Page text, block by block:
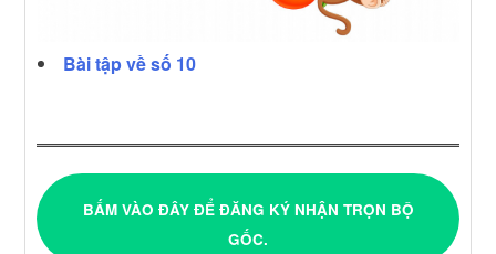
Bài tập về số 10
BẤM VÀO ĐÂY ĐỂ ĐĂNG KÝ NHẬN TRỌN BỘ
GỐC.